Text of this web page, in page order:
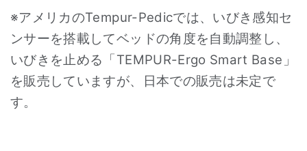
※アメリカのTempur-Pedicでは、いびき感知セ
ンサーを搭載してベッドの角度を自動調整し、
いびきを止める「TEMPUR-Ergo Smart Base」
を販売していますが、日本での販売は未定で
す。